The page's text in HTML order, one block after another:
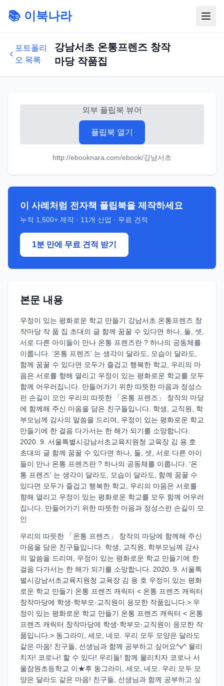
📚 이북나라
포트폴리
오 목록
강남서초 온통프렌즈 창작
마당 작품집
외부 플립북 뷰어
플립북 열기
http://ebooknara.com/ebook/강남서초
이 사례처럼 전자책 플립북을 제작하세요
누적 1,500+ 제작 · 11 개 산업 · 무료 견적
1분 만에 무료 견적 받기
본문 내용
우정이 있는 평화로운 학교 만들기 강남서초 온통프렌즈 창
작마당 작 품 집 초대의 글 함께 꿈꿀 수 있다면 하나, 둘, 셋,
서로 다른 아이들이 만나 온통 프렌즈란 ? 하나의 공동체를
이룹니다. ‘온통 프렌즈’ 는 생각이 달라도, 모습이 달라도,
함께 꿈꿀 수 있다면 모두가 즐겁고 행복한 학교, 우리의 마
음은 서로를 향해 열리고 우정이 있는 평화로운 학교를 모두
함께 어우러집니다. 만들어가기 위한 따뜻한 마음과 정성스
런 손길이 모인 우리의 따뜻한 「온통 프렌즈」 창작의 마당
에 함께해 주신 마음을 담은 친구들입니다. 학생, 교직원, 학
부모님께 감사의 말씀을 드리며, 우정이 있는 평화로운 학교
만들기에 한 걸음 다가서는 한 해가 되기를 소망합니다.
2020. 9. 서울특별시강남서초교육지원청 교육장 김 용 호
초대의 글 함께 꿈꿀 수 있다면 하나, 둘, 셋, 서로 다른 아이
들이 만나 온통 프렌즈란 ? 하나의 공동체를 이룹니다. ‘온
통 프렌즈’ 는 생각이 달라도, 모습이 달라도, 함께 꿈꿀 수
있다면 모두가 즐겁고 행복한 학교, 우리의 마음은 서로를
향해 열리고 우정이 있는 평화로운 학교를 모두 함께 어우러
집니다. 만들어가기 위한 따뜻한 마음과 정성스런 손길이 모
인
우리의 따뜻한 「온통 프렌즈」 창작의 마당에 함께해 주신
마음을 담은 친구들입니다. 학생, 교직원, 학부모님께 감사
의 말씀을 드리며, 우정이 있는 평화로운 학교 만들기에 한
걸음 다가서는 한 해가 되기를 소망합니다. 2020. 9. 서울특
별시강남서초교육지원청 교육장 김 용 호 우정이 있는 평화
로운 학교 만들기 온통 프렌즈 캐릭터 < 온통 프렌즈 캐릭터
창작마당에 학생·학부모·교직원이 응모한 작품입니다.> 우
정이 있는 평화로운 학교 만들기 온통 프렌즈 캐릭터 < 온통
프렌즈 캐릭터 창작마당에 학생·학부모·교직원이 응모한 작
품입니다.> 동그라미, 세모, 네모. 우리 모두 모양은 달라도
같은 마음! 친구들, 선생님과 함께 공부하고 싶어요^v^ 물리
치자! 코로나! 할 수 있다! 우리들! 함께 물리치자 코로나 서
울잠원초등학교 이★후 동그라미, 세모, 네모. 우리 모두 모
양은 달라도 같은 마음! 친구들, 선생님과 함께 공부하고 싶